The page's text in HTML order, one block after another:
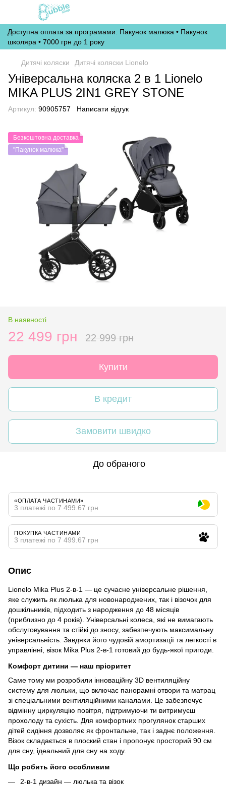
Доступна оплата за програмами: Пакунок малюка • Пакунок
школяра • 7000 грн до 1 року
Дитячі коляски Дитячі коляски Lionelo
Універсальна коляска 2 в 1 Lionelo
MIKA PLUS 2IN1 GREY STONE
Артикул: 90905757 Написати відгук
Безкоштовна доставка
"Пакунок малюка"
В наявності
22 499 грн 22 999 грн
Купити
В кредит
Замовити швидко
До обраного
«ОПЛАТА ЧАСТИНАМИ»
3 платежі по 7 499.67 грн
ПОКУПКА ЧАСТИНАМИ
3 платежі по 7 499.67 грн
Опис
Lionelo Mika Plus 2-в-1 — це сучасне універсальне рішення,
яке служить як люлька для новонароджених, так і візочок для
дошкільників, підходить з народження до 48 місяців
(приблизно до 4 років). Універсальні колеса, які не вимагають
обслуговування та стійкі до зносу, забезпечують максимальну
універсальність. Завдяки його чудовій амортизації та легкості в
управлінні, візок Mika Plus 2-в-1 готовий до будь-якої пригоди.
Комфорт дитини — наш пріоритет
Саме тому ми розробили інноваційну 3D вентиляційну
систему для люльки, що включає панорамні отвори та матрац
зі спеціальними вентиляційними каналами. Це забезпечує
відмінну циркуляцію повітря, підтримуючи ти витримуєш
прохолоду та сухість. Для комфортних прогулянок старших
дітей сидіння дозволяє як фронтальне, так і заднє положення.
Візок складається в плоский стан і пропонує просторий 90 см
для сну, ідеальний для сну на ходу.
Що робить його особливим
2-в-1 дизайн — люлька та візок